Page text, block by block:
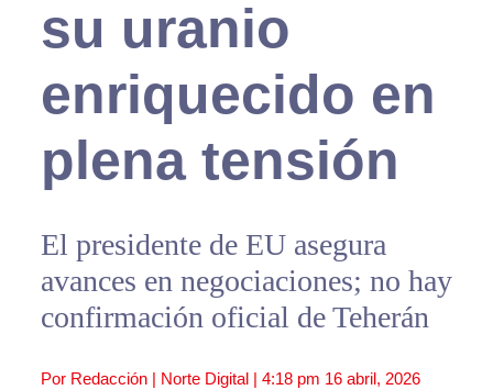
su uranio
enriquecido en
plena tensión
El presidente de EU asegura
avances en negociaciones; no hay
confirmación oficial de Teherán
Por Redacción | Norte Digital | 4:18 pm 16 abril, 2026